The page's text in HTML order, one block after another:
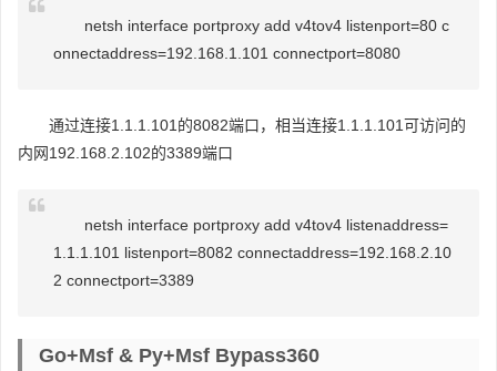
netsh interface portproxy add v4tov4 listenport=80 c
onnectaddress=192.168.1.101 connectport=8080
通过连接1.1.1.101的8082端口，相当连接1.1.1.101可访问的
内网192.168.2.102的3389端口
netsh interface portproxy add v4tov4 listenaddress=
1.1.1.101 listenport=8082 connectaddress=192.168.2.10
2 connectport=3389
Go+msf & Py+msf Bypass360